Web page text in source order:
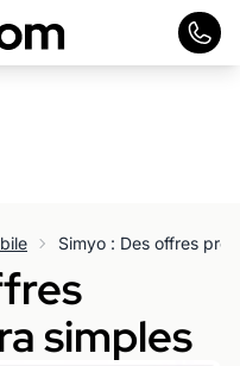
Simyo : Des offres
simples